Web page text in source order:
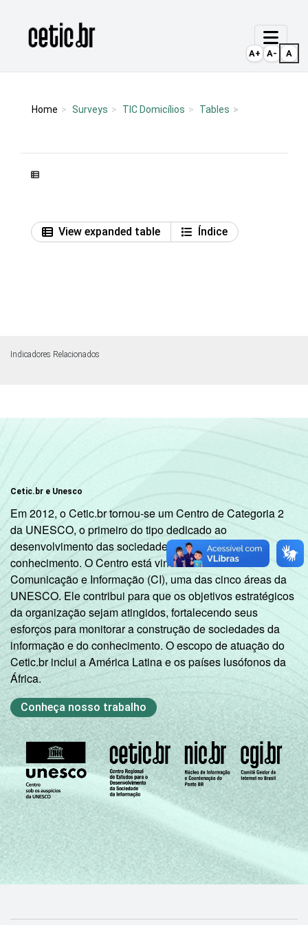
Página inicial
Home Surveys TIC Domicílios Tables
View expanded table Índice
Indicadores Relacionados
Cetic.br e Unesco
Em 2012, o Cetic.br tornou-se um Centro de Categoria 2
da UNESCO, o primeiro do tipo dedicado ao
desenvolvimento das sociedades da informação e do
conhecimento. O Centro está vinculado ao Setor de
Comunicação e Informação (CI), uma das cinco áreas da
UNESCO. Ele contribui para que os objetivos estratégicos
da organização sejam atingidos, fortalecendo seus
esforços para monitorar a construção de sociedades da
informação e do conhecimento. O escopo de atuação do
Cetic.br inclui a América Latina e os países lusófonos da
África.
Conheça nosso trabalho
A+ A- A